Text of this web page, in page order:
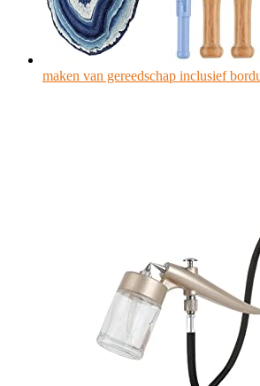
maken van gereedschap inclusief